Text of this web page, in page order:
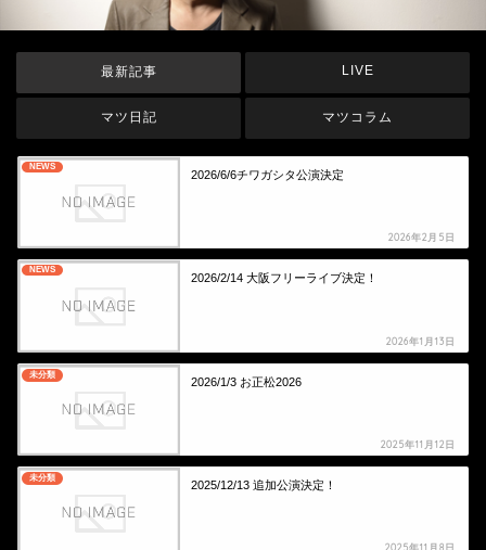
最新記事 LIVE
マツ日記 マツコラム
NEWS
2026/6/6チワガシタ公演決定
2026年2月5日
NEWS
2026/2/14 大阪フリーライブ決定！
2026年1月13日
未分類
2026/1/3 お正松2026
2025年11月12日
未分類
2025/12/13 追加公演決定！
2025年11月8日